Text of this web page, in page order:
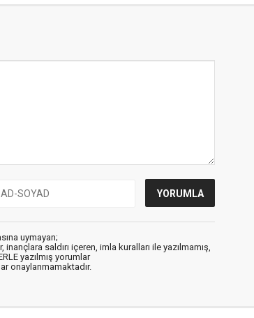
uymayan;
saldırı içeren, imla kuralları ile yazılmamış,
yazılmış yorumlar
onaylanmamaktadır.